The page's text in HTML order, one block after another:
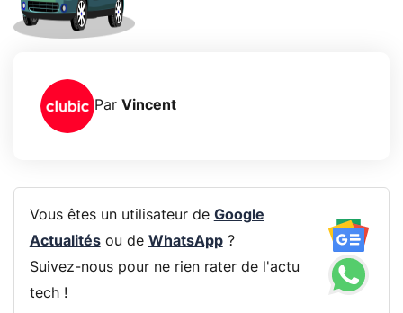
Par Vincent
Vous êtes un utilisateur de Google
Actualitésou de WhatsApp?
Suivez-nous pour ne rien rater de l'actu
tech !